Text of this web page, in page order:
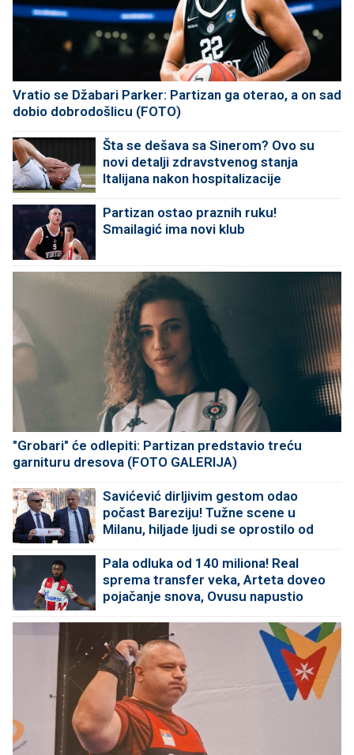
Vratio se Džabari Parker: Partizan ga oterao, a on sad
dobio dobrodošlicu (FOTO)
Šta se dešava sa Sinerom? Ovo su
novi detalji zdravstvenog stanja
Italijana nakon hospitalizacije
Partizan ostao praznih ruku!
Smailagić ima novi klub
"Grobari" će odlepiti: Partizan predstavio treću
garnituru dresova (FOTO GALERIJA)
Savićević dirljivim gestom odao
počast Bareziju! Tužne scene u
Milanu, hiljade ljudi se oprostilo od
Pala odluka od 140 miliona! Real
sprema transfer veka, Arteta doveo
pojačanje snova, Ovusu napustio